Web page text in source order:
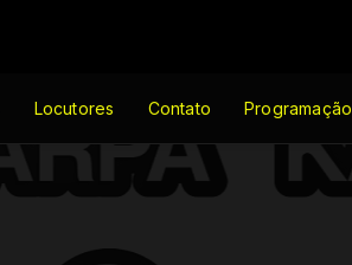
Locutores Contato Programação